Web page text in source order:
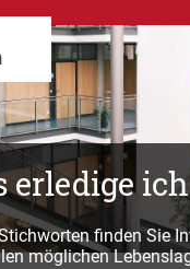
erledige
finden Sie
möglichen